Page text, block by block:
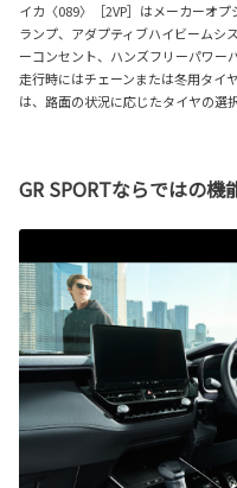
イカ〈089〉［2VP］はメーカーオ
ランプ、アダプティブハイビームシ
ーコンセント、ハンズフリーパワ
走行時にはチェーンまたは冬用タイ
は、路面の状況に応じたタイヤの選
GR SPORTならではの機